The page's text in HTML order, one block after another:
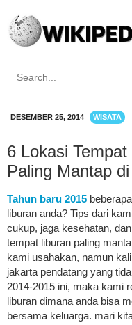
DESEMBER 25, 2014 WISATA
6 Lokasi
Paling Mantap
Tahun baru 2015
liburan anda? Tips dari
cukup, jaga kesehatan,
tempat liburan paling
kami usahakan, namun
jakarta pendatang yang
2014-2015 ini, maka kami
liburan dimana anda bisa
bersama keluarga. mari